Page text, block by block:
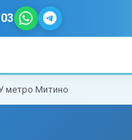
метро Митино